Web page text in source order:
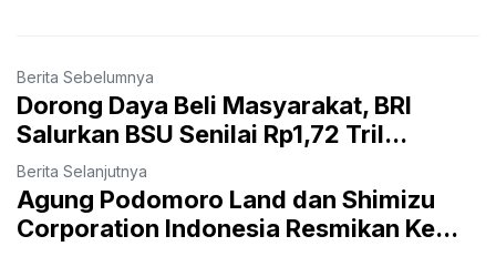
Berita Sebelumnya
Dorong Daya Beli Masyarakat, BRI
Salurkan BSU Senilai Rp1,72 Tril...
Berita Selanjutnya
Agung Podomoro Land dan Shimizu
Corporation Indonesia Resmikan Ke...